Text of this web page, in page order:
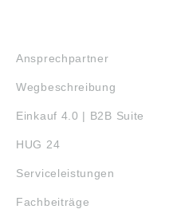
Ansprechpartner
Wegbeschreibung
Einkauf 4.0 | B2B Suite
HUG 24
Serviceleistungen
Fachbeiträge